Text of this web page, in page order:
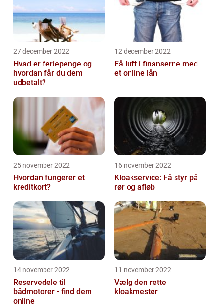
27 december 2022
Hvad er feriepenge og
hvordan får du dem
udbetalt?
12 december 2022
Få luft i finanserne med
et online lån
25 november 2022
Hvordan fungerer et
kreditkort?
16 november 2022
Kloakservice: Få styr på
rør og afløb
14 november 2022
Reservedele til
bådmotorer - find dem
online
11 november 2022
Vælg den rette
kloakmester